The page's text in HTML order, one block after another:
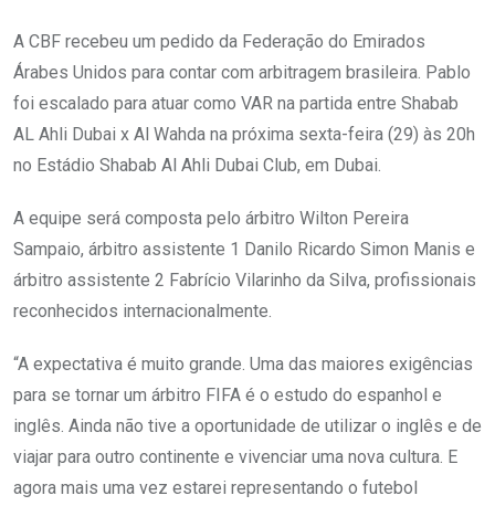
A CBF recebeu um pedido da Federação do Emirados
Árabes Unidos para contar com arbitragem brasileira. Pablo
foi escalado para atuar como VAR na partida entre Shabab
AL Ahli Dubai x Al Wahda na próxima sexta-feira (29) às 20h
no Estádio Shabab Al Ahli Dubai Club, em Dubai.
A equipe será composta pelo árbitro Wilton Pereira
Sampaio, árbitro assistente 1 Danilo Ricardo Simon Manis e
árbitro assistente 2 Fabrício Vilarinho da Silva, profissionais
reconhecidos internacionalmente.
“A expectativa é muito grande. Uma das maiores exigências
para se tornar um árbitro FIFA é o estudo do espanhol e
inglês. Ainda não tive a oportunidade de utilizar o inglês e de
viajar para outro continente e vivenciar uma nova cultura. E
agora mais uma vez estarei representando o futebol